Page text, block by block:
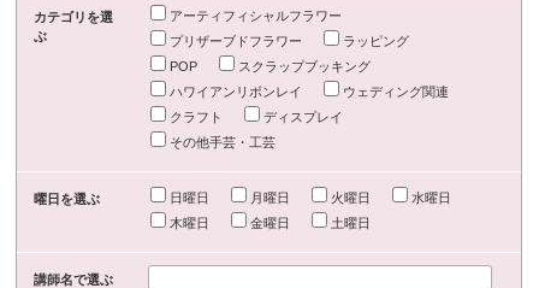
カテゴリを選
ぶ
アーティフィシャルフラワー
プリザーブドフラワー
ラッピング
POP
スクラップブッキング
ハワイアンリボンレイ
ウェディング関連
クラフト
ディスプレイ
その他手芸・工芸
曜日を選ぶ 日曜日 月曜日 火曜日
水曜日
木曜日
金曜日 土曜日
講師名で選ぶ